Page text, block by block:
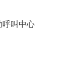
呼叫中心